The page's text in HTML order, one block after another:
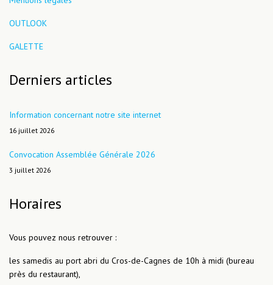
OUTLOOK
GALETTE
Derniers articles
Information concernant notre site internet
16 juillet 2026
Convocation Assemblée Générale 2026
3 juillet 2026
Horaires
Vous pouvez nous retrouver :
les samedis au port abri du Cros-de-Cagnes de 10h à midi (bureau
près du restaurant),